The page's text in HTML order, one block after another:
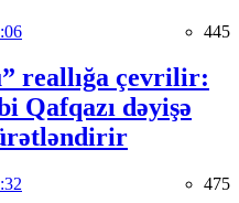
445
reallığa çevrilir:
Qafqazı dəyişə
475